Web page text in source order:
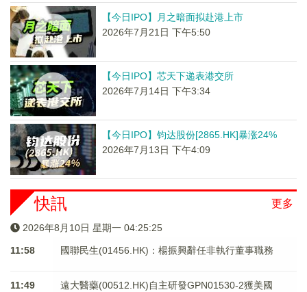
【今日IPO】月之暗面拟赴港上市
2026年7月21日 下午5:50
【今日IPO】芯天下递表港交所
2026年7月14日 下午3:34
【今日IPO】钧达股份[2865.HK]暴涨24%
2026年7月13日 下午4:09
更多
快訊
2026年8月10日 星期一 04:25:25
11:58 國聯民生(01456.HK)：楊振興辭任非執行董事職務
11:49
遠大醫藥(00512.HK)自主研發GPN01530-2獲美國